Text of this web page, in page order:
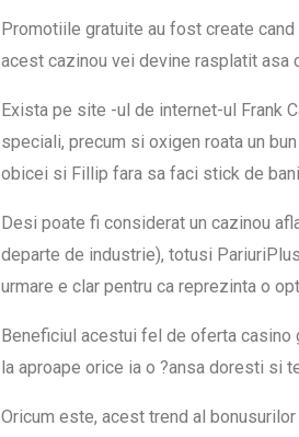
Promotiile gratuite au fost create
acest cazinou vei devine rasplatit asa
Exista pe site -ul de internet-ul Frank
speciali, precum si oxigen roata un
obicei si Fillip fara sa faci stick de
Desi poate fi considerat un cazinou
departe de industrie), totusi
urmare e clar pentru ca reprezinta o
Beneficiul acestui fel de oferta casino
la aproape orice ia o ?ansa doresti si
Oricum este, acest trend al